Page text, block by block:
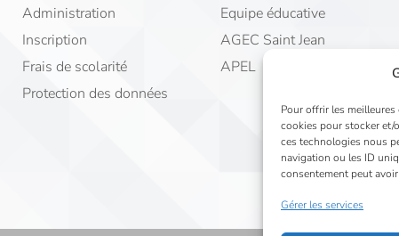
Pour offrir les
cookies pour stocker et/
ces technologies nous
navigation ou les ID
consentement peut
Gérer les services
Administration
Inscription
Frais de scolarité
Protection des données
Equipe éducative
AGEC Saint Jean
APEL